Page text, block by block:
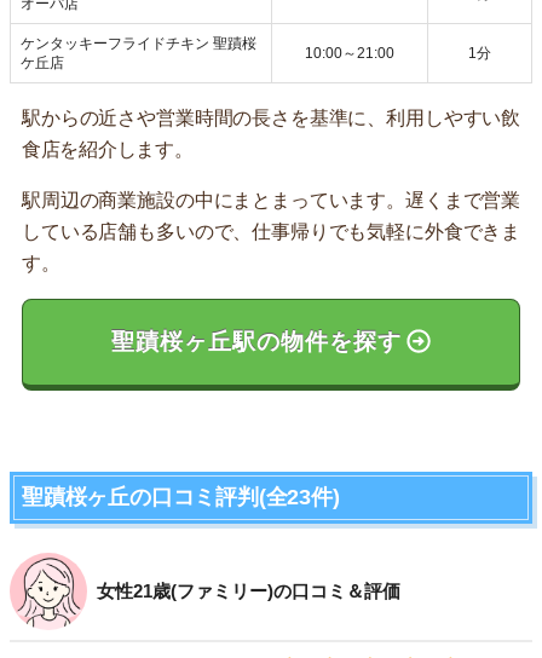
ケンタッキーフライドチキン 聖蹟桜
ケ丘店
10:00～21:00 1分
駅からの近さや営業時間の長さを基準に、利用しやすい飲
食店を紹介します。
駅周辺の商業施設の中にまとまっています。遅くまで営業
している店舗も多いので、仕事帰りでも気軽に外食できま
す。
聖蹟桜ヶ丘駅の物件を探す
聖蹟桜ヶ丘の口コミ評判(全23件)
女性21歳(ファミリー)の口コミ＆評価